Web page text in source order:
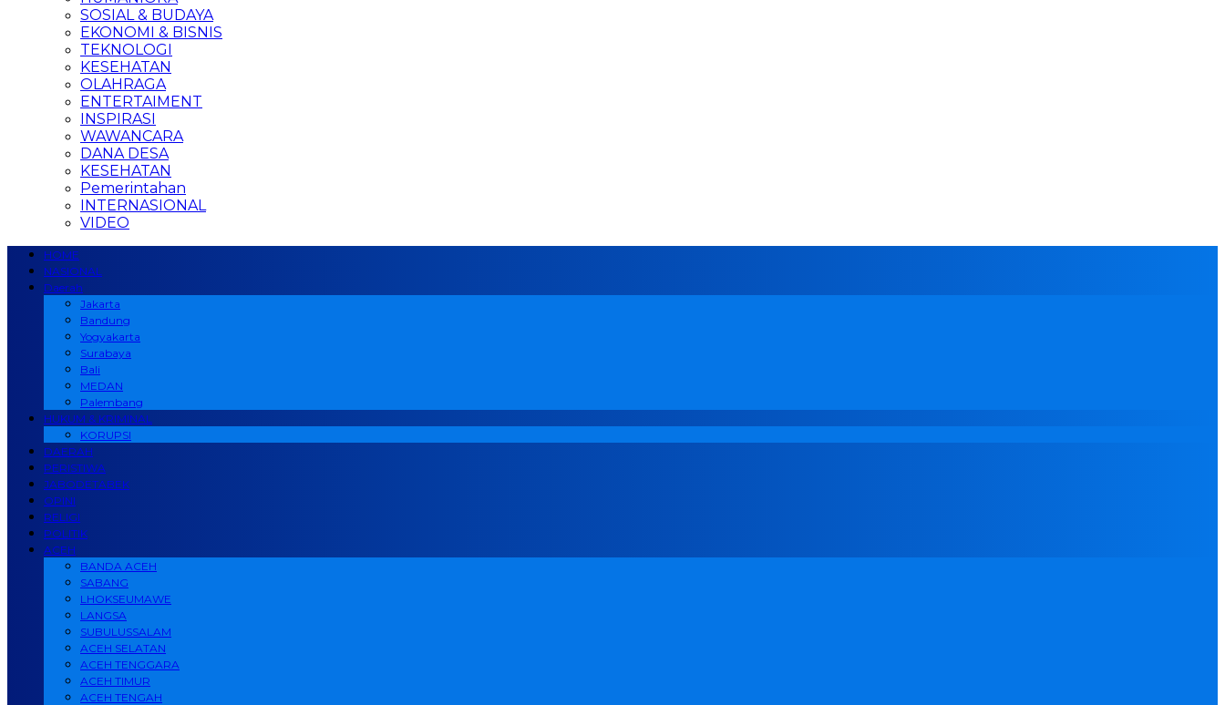
SOSIAL & BUDAYA
EKONOMI & BISNIS
TEKNOLOGI
KESEHATAN
OLAHRAGA
ENTERTAIMENT
INSPIRASI
WAWANCARA
DANA DESA
KESEHATAN
Pemerintahan
INTERNASIONAL
VIDEO
HOME
NASIONAL
Daerah
Jakarta
Bandung
Yogyakarta
Surabaya
Bali
MEDAN
Palembang
HUKUM & KRIMINAL
KORUPSI
DAERAH
PERISTIWA
JABODETABEK
OPINI
RELIGI
POLITIK
ACEH
BANDA ACEH
SABANG
LHOKSEUMAWE
LANGSA
SUBULUSSALAM
ACEH SELATAN
ACEH TENGGARA
ACEH TIMUR
ACEH TENGAH